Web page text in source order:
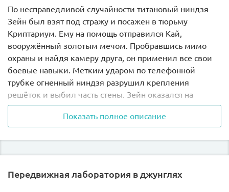
По несправедливой случайности титановый ниндзя
Зейн был взят под стражу и посажен в тюрьму
Криптариум. Ему на помощь отправился Кай,
вооружённый золотым мечом. Пробравшись мимо
охраны и найдя камеру друга, он применил все свои
боевые навыки. Метким ударом по телефонной
трубке огненный ниндзя разрушил крепления
решёток и выбил часть стены. Зейн оказался на
свободе. Но праздновать победу оказалось слишком
рано. Коварному Капитану Сото и Гигантскому
Криптариума в поисках тайника, в котором хранится
Показать полное описание
Передвижная лаборатория в джунглях